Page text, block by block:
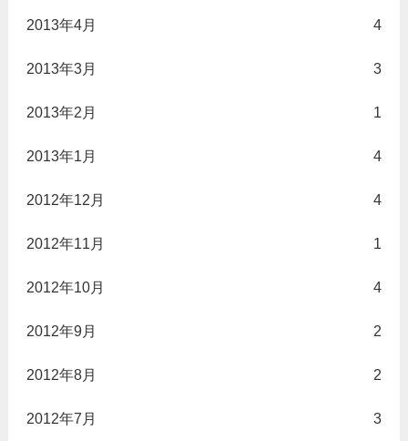
2013年4月 4
2013年3月 3
2013年2月 1
2013年1月 4
2012年12月 4
2012年11月 1
2012年10月 4
2012年9月 2
2012年8月 2
2012年7月 3